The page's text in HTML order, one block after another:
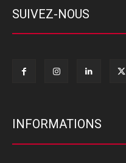
SUIVEZ-NOUS
INFORMATIONS